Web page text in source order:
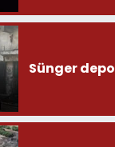
Sünger